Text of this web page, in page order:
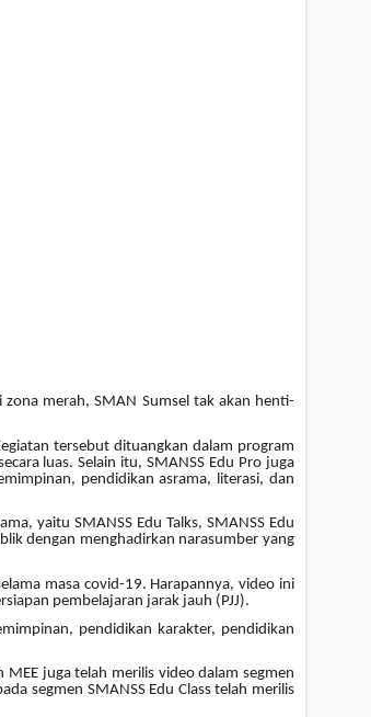
merah, SMAN Sumsel tak akan henti-
tersebut dituangkan dalam program
luas. Selain itu, SMANSS Edu Pro juga
pendidikan asrama, literasi, dan
yaitu SMANSS Edu Talks, SMANSS Edu
dengan menghadirkan narasumber yang
masa covid-19. Harapannya, video ini
pembelajaran jarak jauh (PJJ).
pendidikan karakter, pendidikan
juga telah merilis video dalam segmen
segmen SMANSS Edu Class telah merilis